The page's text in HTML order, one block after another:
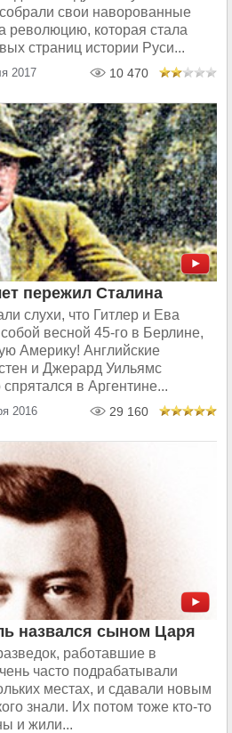
свои наворованные
революцию, которая стала
страниц истории Руси...
2017 10 470
пережил Сталина
слухи, что Гитлер и Ева
весной 45-го в Берлине,
Америку! Английские
и Джерард Уильямс
в Аргентине...
2016 29 160
назвался сыном Царя
работавшие в
часто подрабатывали
местах, и сдавали новым
знали. Их потом тоже кто-то
и жили...